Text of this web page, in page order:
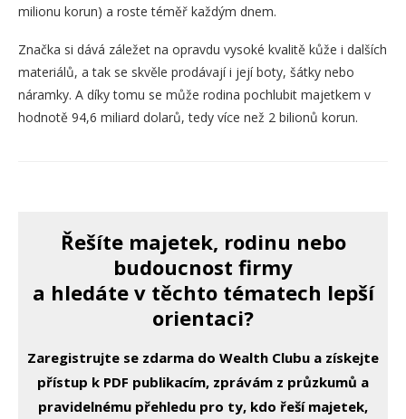
milionu korun) a roste téměř každým dnem.
Značka si dává záležet na opravdu vysoké kvalitě kůže i dalších
materiálů, a tak se skvěle prodávají i její boty, šátky nebo
náramky. A díky tomu se může rodina pochlubit majetkem v
hodnotě 94,6 miliard dolarů, tedy více než 2 bilionů korun.
Řešíte majetek, rodinu nebo
budoucnost firmy
a hledáte v těchto tématech lepší
orientaci?
Zaregistrujte se zdarma do Wealth Clubu a získejte
přístup k PDF publikacím, zprávám z průzkumů a
pravidelnému přehledu pro ty, kdo řeší majetek,